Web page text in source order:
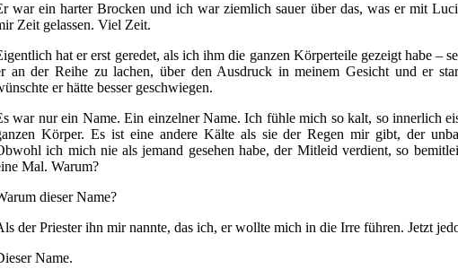
war ein harter Brocken und ich war ziemlich sauer über das, was er mit
Zeit gelassen. Viel Zeit.
hat er erst geredet, als ich ihm die ganzen Körperteile gezeigt habe –
an der Reihe zu lachen, über den Ausdruck in meinem Gesicht und er
er hätte besser geschwiegen.
war nur ein Name. Ein einzelner Name. Ich fühle mich so kalt, so innerlich
Körper. Es ist eine andere Kälte als sie der Regen mir gibt, der
ich mich nie als jemand gesehen habe, der Mitleid verdient, so
Mal. Warum?
dieser Name?
der Priester ihn mir nannte, das ich, er wollte mich in die Irre führen. Jetzt
Name.